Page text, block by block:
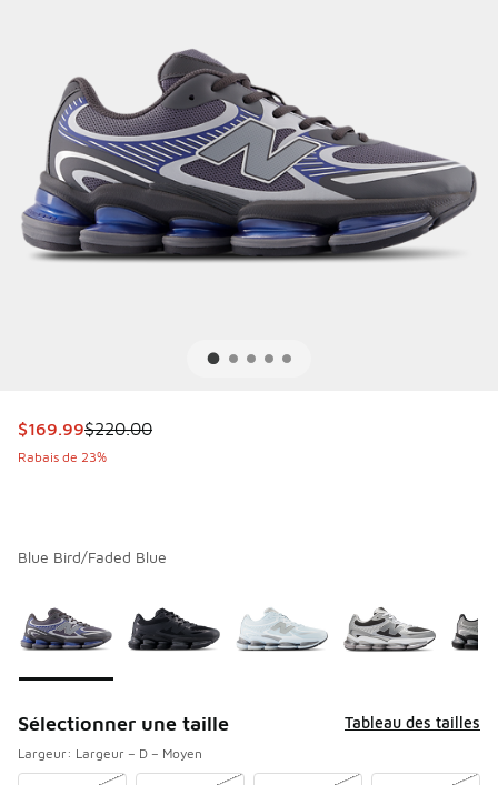
Cet article est en solde. Le prix est passé de $220.00 à
$169.99$220.00
Rabais de 23%
Blue Bird/Faded Blue
Sélectionner une taille Tableau des tailles
Largeur: Largeur – D – Moyen